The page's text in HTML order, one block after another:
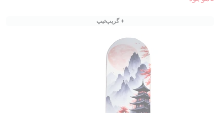
+ گریپ‌تیپ